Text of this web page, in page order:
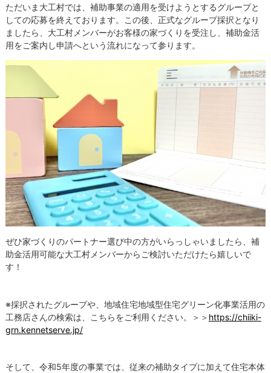
ただいま大工村では、補助事業の適用を受けようとするグループと
しての応募を終えております。この後、正式なグループ採択となり
ましたら、大工村メンバーがお客様の家づくりを受注し、補助金活
用をご案内し申請へという流れになって参ります。
ぜひ家づくりのパートナー選び中の方がいらっしゃいましたら、補
助金活用可能な大工村メンバーからご検討いただけたら嬉しいで
す！
※採択されたグループや、地域住宅地域型住宅グリーン化事業活用の
工務店さんの検索は、こちらをご利用ください。＞＞ https://chiiki-
grn.kennetserve.jp/
そして、令和5年度の事業では、従来の補助タイプに加えて住宅本体